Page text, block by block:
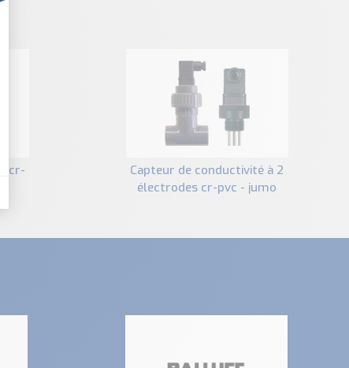
capteur de conductivité à 2
électrodes cr-pvc - jumo